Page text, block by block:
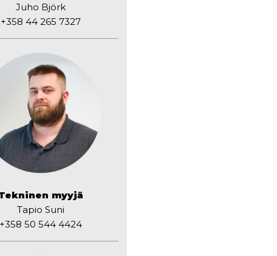
Juho Björk
+358 44 265 7327
myyjä
Tapio Suni
+358 50 544 4424